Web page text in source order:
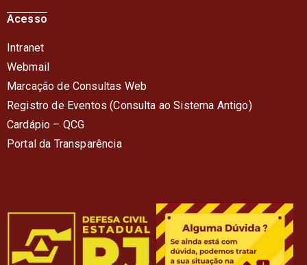
Acesso
Intranet
Webmail
Marcação de Consultas Web
Registro de Eventos (Consulta ao Sistema Antigo)
Cardápio – QCG
Portal da Transparência